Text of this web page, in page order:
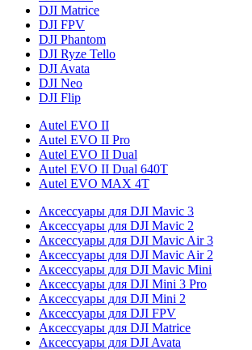
DJI Matrice
DJI FPV
DJI Phantom
DJI Ryze Tello
DJI Avata
DJI Neo
DJI Flip
Autel EVO II
Autel EVO II Pro
Autel EVO II Dual
Autel EVO II Dual 640T
Autel EVO MAX 4T
Аксессуары для DJI Mavic 3
Аксессуары для DJI Mavic 2
Аксессуары для DJI Mavic Air 3
Аксессуары для DJI Mavic Air 2
Аксессуары для DJI Mavic Mini
Аксессуары для DJI Mini 3 Pro
Аксессуары для DJI Mini 2
Аксессуары для DJI FPV
Аксессуары для DJI Matrice
Аксессуары для DJI Avata